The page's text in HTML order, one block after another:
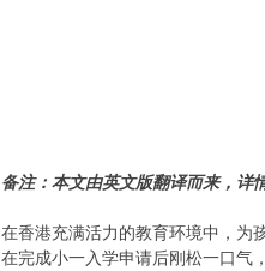
备注：本文由英文版翻译而来，详
在香港充满活力的教育环境中，为
在完成小一入学申请后刚松一口气